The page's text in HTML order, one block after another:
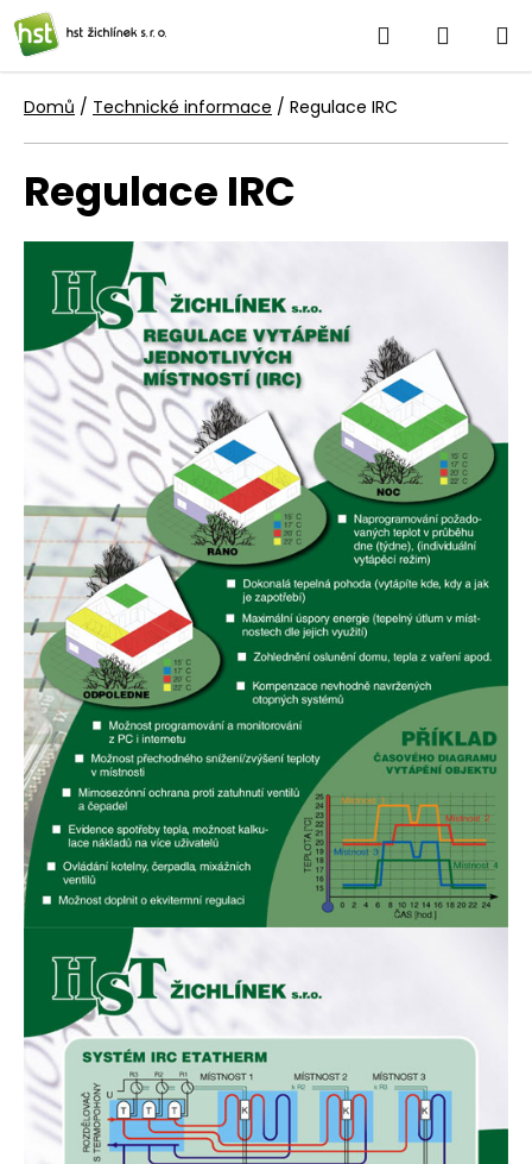
Přejít
na
obsah
Hledat
KOŠÍK
Domů / Technické informace / Regulace IRC
Regulace IRC